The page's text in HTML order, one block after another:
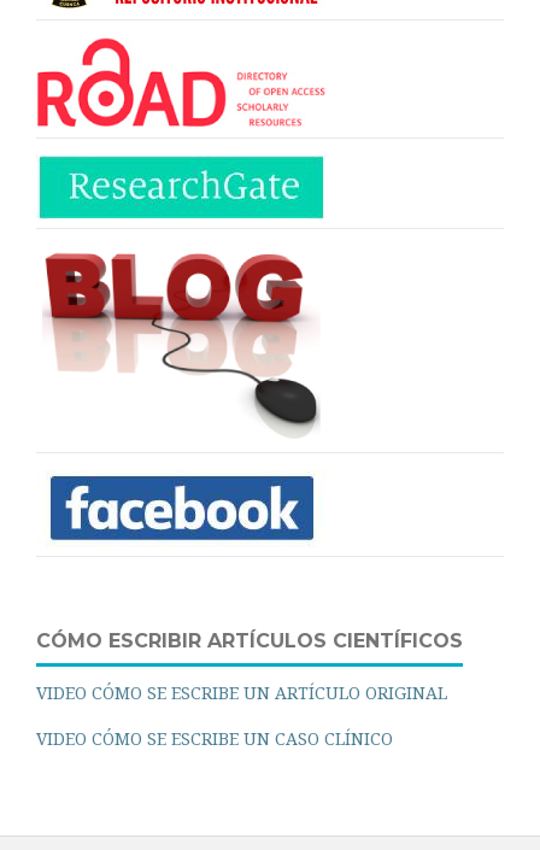
CÓMO ESCRIBIR ARTÍCULOS CIENTÍFICOS
VIDEO CÓMO SE ESCRIBE UN ARTÍCULO ORIGINAL
VIDEO CÓMO SE ESCRIBE UN CASO CLÍNICO